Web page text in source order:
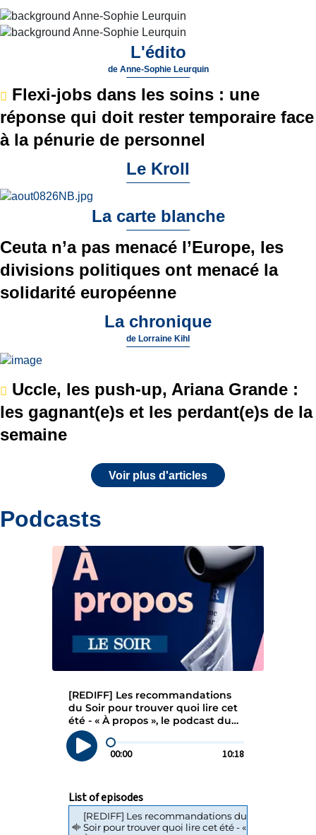
L'édito
de Anne-Sophie Leurquin
Flexi-jobs dans les soins : une
réponse qui doit rester temporaire face
à la pénurie de personnel
Le Kroll
La carte blanche
Ceuta n’a pas menacé l’Europe, les
divisions politiques ont menacé la
solidarité européenne
La chronique
de Lorraine Kihl
Uccle, les push-up, Ariana Grande :
les gagnant(e)s et les perdant(e)s de la
semaine
Voir plus d'articles
Podcasts